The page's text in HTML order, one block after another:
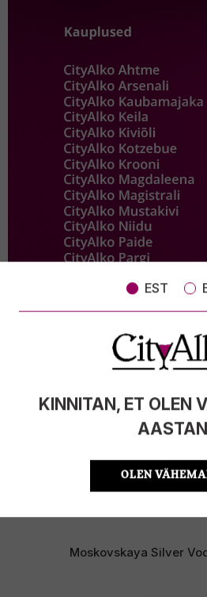
EST
KINNITAN, ET OLEN
OLEN
Moskovskaya Silver